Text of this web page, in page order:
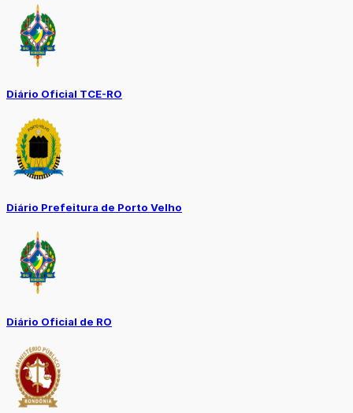
Diário Oficial TCE-RO
Diário Prefeitura de Porto Velho
Diário Oficial de RO